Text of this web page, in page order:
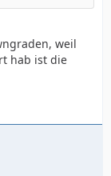
weil
hab ist die